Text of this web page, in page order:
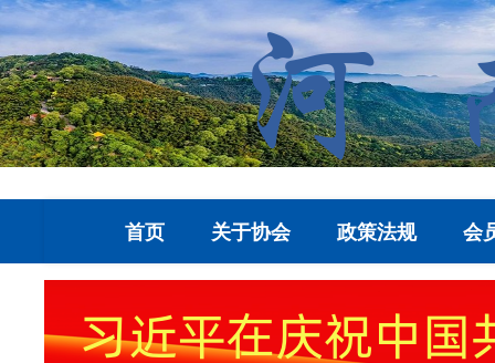
首页 关于协会 政策法规 会